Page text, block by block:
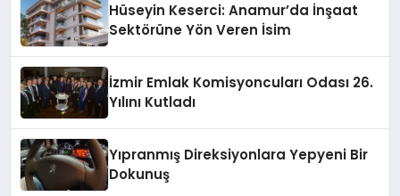
Hüseyin Keserci: Anamur’da İnşaat
Sektörüne Yön Veren İsim
İzmir Emlak Komisyoncuları Odası 26.
Yılını Kutladı
Yıpranmış Direksiyonlara Yepyeni Bir
Dokunuş